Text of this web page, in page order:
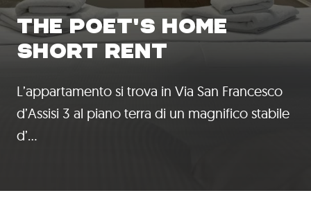
THE POET'S HOME
SHORT RENT
L’appartamento si trova in Via San Francesco
d’Assisi 3 al piano terra di un magnifico stabile
d’…